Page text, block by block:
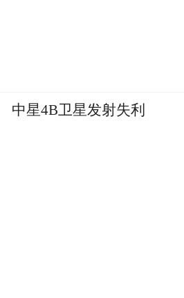
中星4B卫星发射失利